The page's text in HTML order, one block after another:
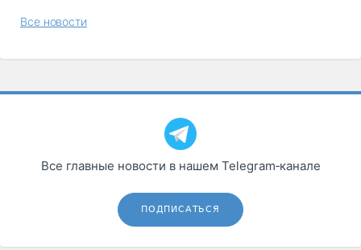
Все новости
Все главные новости в нашем Telegram‑канале
ПОДПИСАТЬСЯ